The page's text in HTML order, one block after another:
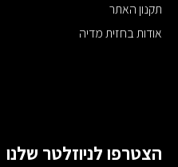
תקנון האתר
אודות בחזית מדיה
הצטרפו לניוזלטר שלנו